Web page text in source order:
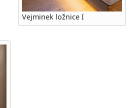
Vejminek ložnice I